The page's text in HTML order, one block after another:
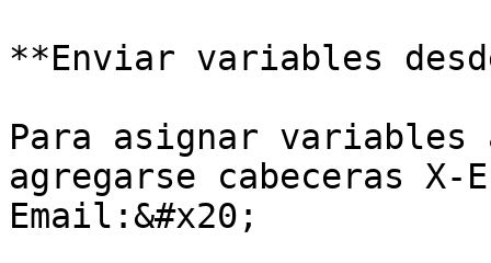
**Enviar variables
Para asignar variables
agregarse cabeceras
Email:&#x20;